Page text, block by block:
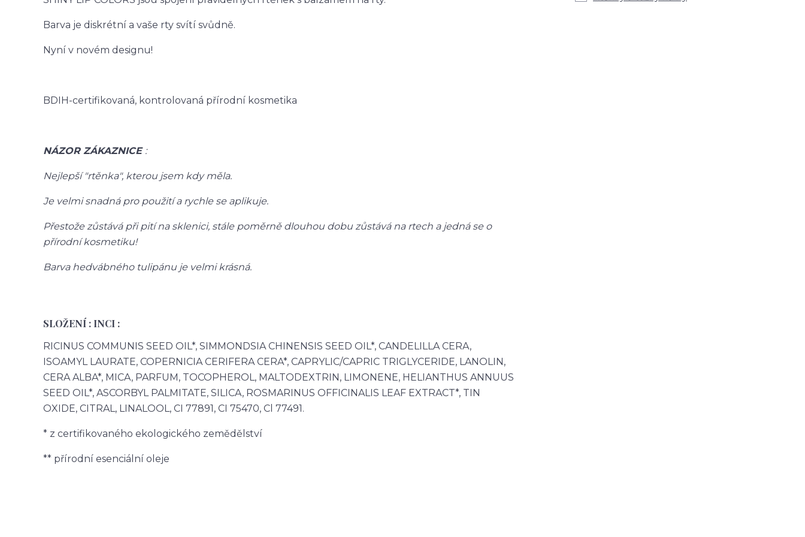
Barva je diskrétní a vaše rty svítí svůdně.
Nyní v novém designu!
BDIH-certifikovaná, kontrolovaná přírodní kosmetika
NÁZOR ZÁKAZNICE :
Nejlepší "rtěnka", kterou jsem kdy měla.
Je velmi snadná pro použití a rychle se aplikuje.
Přestože zůstává při pití na sklenici, stále poměrně dlouhou dobu zůstává na rtech a jedná se o
přírodní kosmetiku!
Barva hedvábného tulipánu je velmi krásná.
SLOŽENÍ : INCI :
RICINUS COMMUNIS SEED OIL*, SIMMONDSIA CHINENSIS SEED OIL*, CANDELILLA CERA,
ISOAMYL LAURATE, COPERNICIA CERIFERA CERA*, CAPRYLIC/CAPRIC TRIGLYCERIDE, LANOLIN,
CERA ALBA*, MICA, PARFUM, TOCOPHEROL, MALTODEXTRIN, LIMONENE, HELIANTHUS ANNUUS
SEED OIL*, ASCORBYL PALMITATE, SILICA, ROSMARINUS OFFICINALIS LEAF EXTRACT*, TIN
OXIDE, CITRAL, LINALOOL, CI 77891, CI 75470, Cl 77491.
* z certifikovaného ekologického zemědělství
** přírodní esenciální oleje